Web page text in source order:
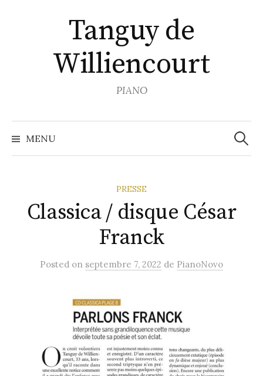
Tanguy de
Williencourt
PIANO
MENU
PRESSE
Classica / disque César
Franck
Posted on septembre 7, 2022 de PianoNovo